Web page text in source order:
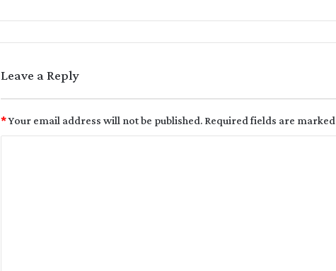
Leave a Reply
Your email address will not be published.Required fields are marked
*